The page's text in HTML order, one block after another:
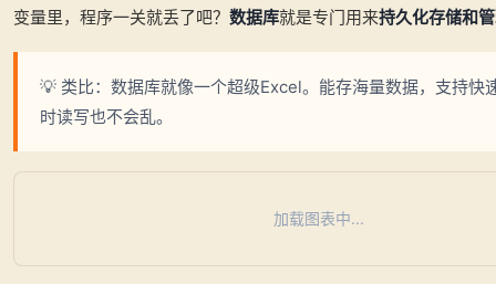
变量里，程序一关就丢了吧？ 数据库就是专门用来持久化存储和
💡 类比：数据库就像一个超级Excel。能存海量数据，支持快
时读写也不会乱。
加载图表中...